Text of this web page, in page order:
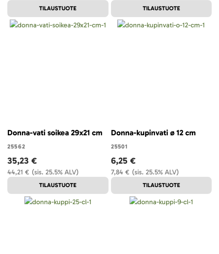
TILAUSTUOTE TILAUSTUOTE
Donna-vati soikea 29x21 cm
25562
(sis. 25.5% ALV)
44,21 €
35,23 €
TILAUSTUOTE
Donna-kupinvati ø 12 cm
25501
(sis. 25.5% ALV)
7,84 €
6,25 €
TILAUSTUOTE